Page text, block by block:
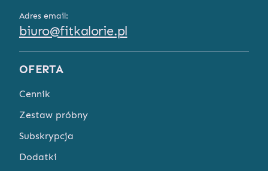
Adres email:
biuro@fitkalorie.pl
OFERTA
Cennik
Zestaw próbny
Subskrypcja
Dodatki